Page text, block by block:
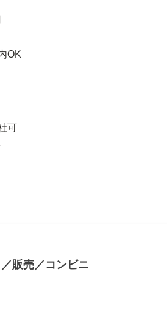
OK
可
販売／コンビニ